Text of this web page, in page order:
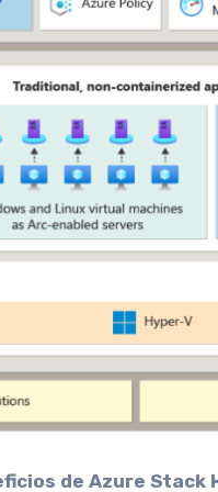
de Azure Stack